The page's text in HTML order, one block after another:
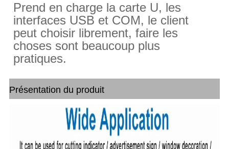
Prend en charge la carte U, les
interfaces USB et COM, le client
peut choisir librement,faire les
choses sont beaucoup plus
pratiques.
Présentation du produit